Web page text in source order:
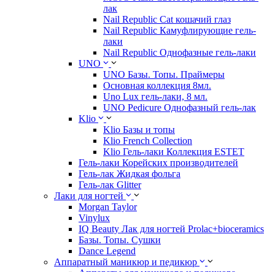
лак
Nail Republic Cat кошачий глаз
Nail Republic Камуфлирующие гель-
лаки
Nail Republic Однофазные гель-лаки
UNO
UNO Базы. Топы. Праймеры
Основная коллекция 8мл.
Uno Lux гель-лаки, 8 мл.
UNO Pedicure Однофазный гель-лак
Klio
Klio Базы и топы
Klio French Collection
Klio Гель-лаки Коллекция ESTET
Гель-лаки Корейских производителей
Гель-лак Жидкая фольга
Гель-лак Glitter
Лаки для ногтей
Morgan Taylor
Vinylux
IQ Beauty Лак для ногтей Prolac+bioceramics
Базы. Топы. Сушки
Dance Legend
Аппаратный маникюр и педикюр